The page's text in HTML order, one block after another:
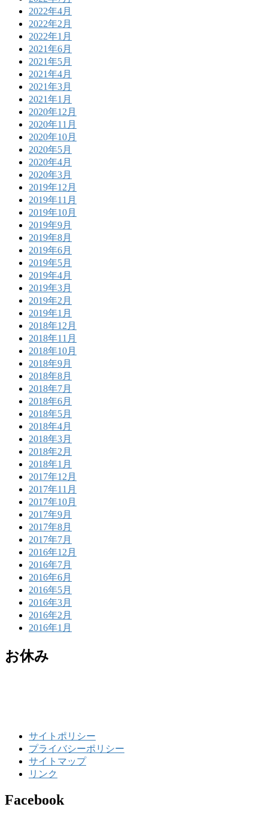
2022年4月
2022年2月
2022年1月
2021年6月
2021年5月
2021年4月
2021年3月
2021年1月
2020年12月
2020年11月
2020年10月
2020年5月
2020年4月
2020年3月
2019年12月
2019年11月
2019年10月
2019年9月
2019年8月
2019年6月
2019年5月
2019年4月
2019年3月
2019年2月
2019年1月
2018年12月
2018年11月
2018年10月
2018年9月
2018年8月
2018年7月
2018年6月
2018年5月
2018年4月
2018年3月
2018年2月
2018年1月
2017年12月
2017年11月
2017年10月
2017年9月
2017年8月
2017年7月
2016年12月
2016年7月
2016年6月
2016年5月
2016年3月
2016年2月
2016年1月
お休み
サイトポリシー
プライバシーポリシー
サイトマップ
リンク
Facebook